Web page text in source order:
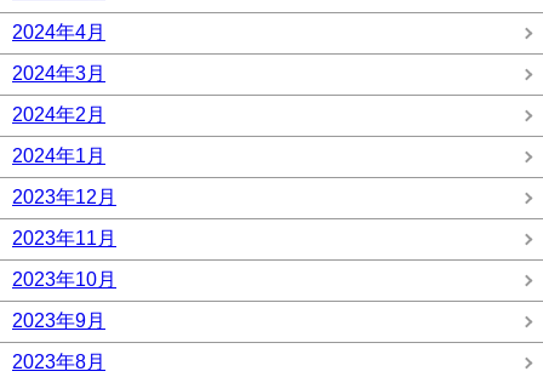
2024年4月
2024年3月
2024年2月
2024年1月
2023年12月
2023年11月
2023年10月
2023年9月
2023年8月